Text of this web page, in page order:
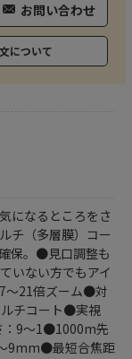
お問い合わせ
について
になるところをさ
チ（多層膜）コー
保。●見口調整も
いない方でもアイ
～21倍ズーム●対
チコート●実視
：9～1●1000m先
9mm●最短合焦距